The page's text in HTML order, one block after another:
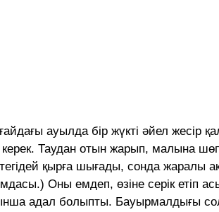
ауылда бір жүкті әйел жесір
керек. Таудан отын жарып, малына
қырға шығады, сонда жаралы
Оны емдеп, өзіне серік етіп
адал болыпты. Бауырмалдығы сол,